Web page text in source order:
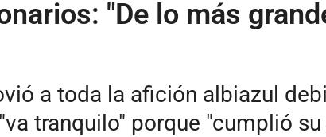
"De lo más
a toda la afición albiazul
tranquilo" porque "cumplió su